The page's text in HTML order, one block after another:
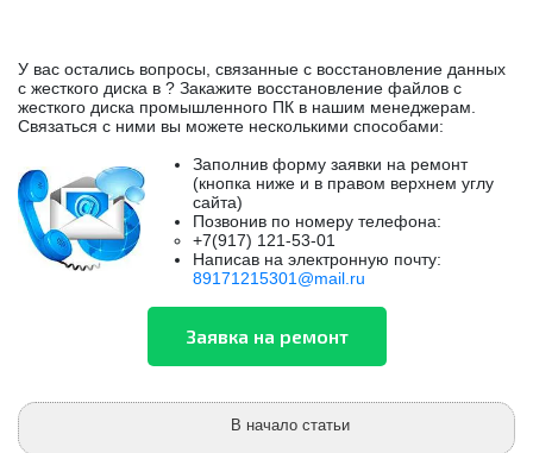
У вас остались вопросы, связанные с восстановление данных
с жесткого диска в ? Закажите восстановление файлов с
жесткого диска промышленного ПК в нашим менеджерам.
Связаться с ними вы можете несколькими способами:
Заполнив форму заявки на ремонт
(кнопка ниже и в правом верхнем углу
сайта)
Позвонив по номеру телефона:
+7(917) 121-53-01
Написав на электронную почту:
89171215301@mail.ru
В начало статьи